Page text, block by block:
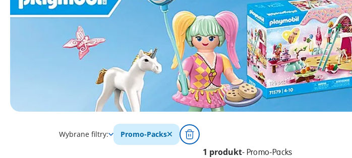
Wybrane filtry: Promo-Packs
1 produkt- Promo-Packs